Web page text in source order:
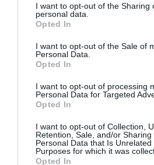
I want to opt-out of the Sharing
personal data.
Opted In
I want to opt-out of the Sale of
Personal Data.
Opted In
I want to opt-out of processing
Personal Data for Targeted
Opted In
I want to opt-out of Collection,
Retention, Sale, and/or Sharing
Personal Data that Is Unrelated
Purposes for which it was
Opted In
από τον Τιτανικό
θα πουληθεί για
❮ Προηγούμενη